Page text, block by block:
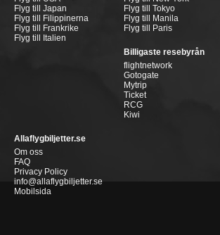
Flyg till Japan
Flyg till Filippinerna
Flyg till Frankrike
Flyg till Italien
Flyg till Tokyo
Flyg till Manila
Flyg till Paris
Billigaste resebyrån
flightnetwork
Gotogate
Mytrip
Ticket
RCG
Kiwi
Allaflygbiljetter.se
Om oss
FAQ
Privacy Policy
info@allaflygbiljetter.se
Mobilsida